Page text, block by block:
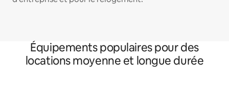
Équipements populaires pour des
locations moyenne et longue durée